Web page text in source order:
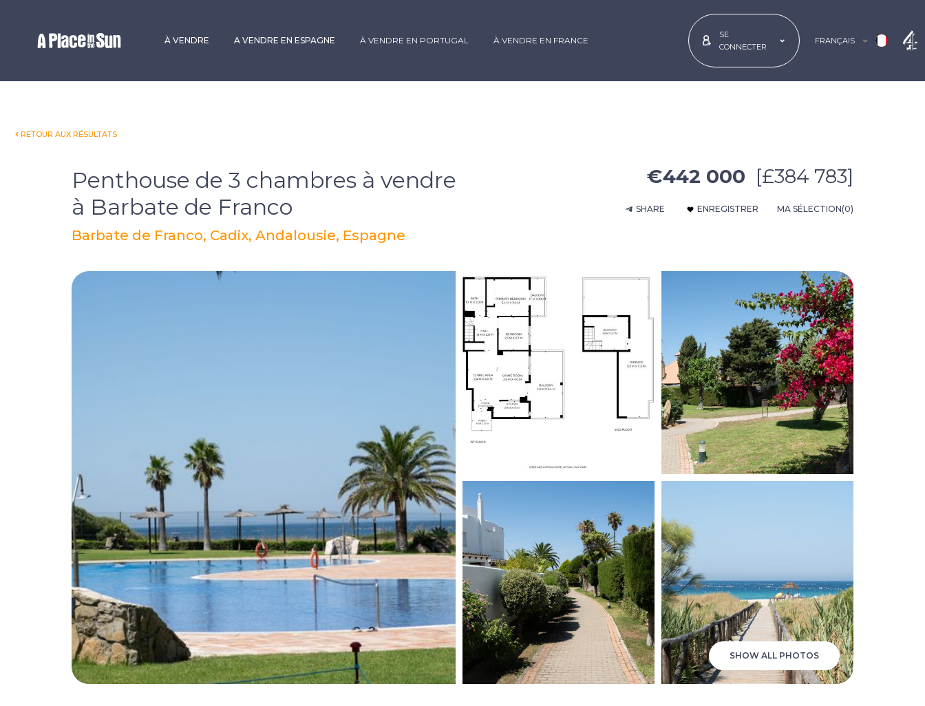
À VENDRE A VENDRE EN ESPAGNE À VENDRE EN PORTUGAL À VENDRE EN FRANCE
SE
CONNECTER
FRANÇAIS
RETOUR AUX RÉSULTATS
Penthouse de 3 chambres à vendre
à Barbate de Franco
Barbate de Franco, Cadix, Andalousie, Espagne
€442 000 [£384 783]
SHARE ENREGISTRER MA SÉLECTION(0)
SHOW ALL PHOTOS